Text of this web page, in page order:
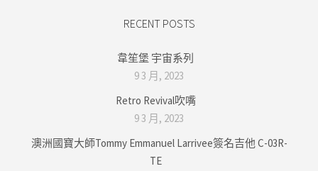
RECENT POSTS
韋笙堡 宇宙系列
9 3 月, 2023
Retro Revival吹嘴
9 3 月, 2023
澳洲國寶大師Tommy Emmanuel Larrivee簽名吉他 C-03R-
TE